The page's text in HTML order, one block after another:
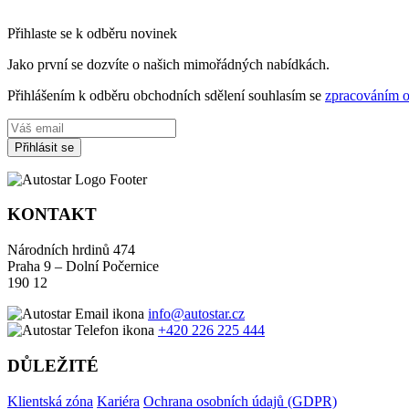
Přihlaste se k odběru novinek
Jako první se dozvíte o našich mimořádných nabídkách.
Přihlášením k odběru obchodních sdělení souhlasím se zpracováním
Přihlásit se
KONTAKT
Národních hrdinů 474
Praha 9 – Dolní Počernice
190 12
info@autostar.cz
+420 226 225 444
DŮLEŽITÉ
Klientská zóna Kariéra Ochrana osobních údajů (GDPR)